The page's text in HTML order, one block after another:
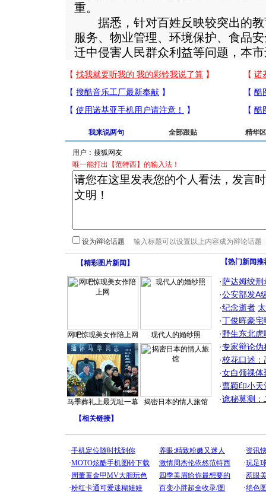
重。
据悉，针对百姓反映较突出的教
服务、物业管理、环境保护、食品
迁中侵害人民群众利益等问题，本
我来说两句 全部跟贴 精华区
用户：
唯一能打出【范特西】的输入法！
设为辩论话题
【精彩图片新闻 】
网吧惊现美女作陪上网 现代人的婚纱照
马季葬礼上最无耻一幕 揭密日本的情人旅馆
【热门新闻
·萨达姆绞刑
·公安部发A
·纪念逝者
·丁俊晖豪
·野生东北
·专家辩论伪
·校花口述：
·女白领祼体
·曹颖印小天
·诡秘莫测：
【相关链接】